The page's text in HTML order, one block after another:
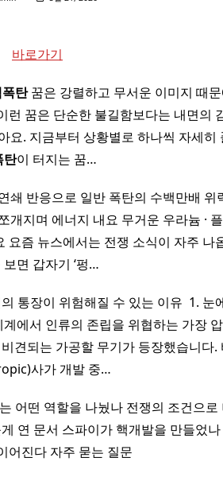
바로가기
탄꿈은 강렬하고 무서운 이미지 때
꿈은 단순한 불길함보다는 내면의
요. 지금부터 상황별로 하나씩 자세히
탄이 터지는 꿈…
쇄 반응으로 일반 폭탄의 수백만배 위
개지며 에너지 내요 무거운 우라늄 ·
즘 뉴스에서는 전쟁 소식이 자주 나
보면 갑자기 ‘펑…
통장이 위험해질 수 있는 이유 ​ 1. 눈
에서 인류의 존립을 위협하는 가장
견되는 가공할 무기가 등장했습니다.
사가 개발 중…
어떤 역할을 나눴나 전쟁의 조건으로
연 문서 스파이가 핵개발을 만들었
어진다 자주 묻는 질문